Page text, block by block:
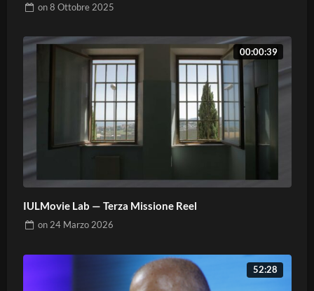
on8 Ottobre 2025
00:00:39
IULMovie Lab — Terza Missione Reel
on 24 Marzo 2026
52:28